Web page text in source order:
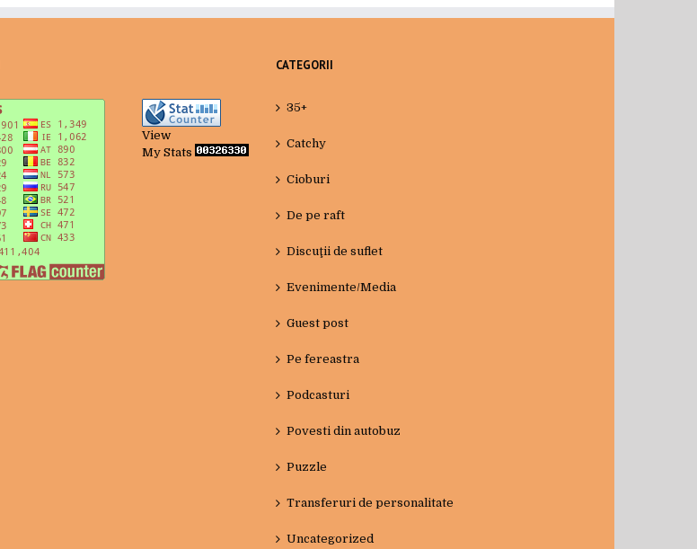
View
My Stats
CATEGORII
35+
Catchy
Cioburi
De pe raft
Discuţii de suflet
Evenimente/Media
Guest post
Pe fereastra
Podcasturi
Povesti din autobuz
Puzzle
Transferuri de personalitate
Uncategorized